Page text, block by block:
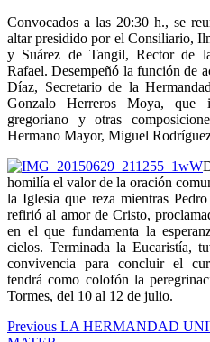
Convocados a las 20:30 h., se
altar presidido por el Consiliario,
y Suárez de Tangil, Rector de
Rafael. Desempeñó la función de
Díaz, Secretario de la
Gonzalo Herreros Moya, que
gregoriano y otras
Hermano Mayor, Miguel
homilía el valor de la oración
la Iglesia que reza mientras
refirió al amor de Cristo,
en el que fundamenta la
cielos. Terminada la Eucaristía,
convivencia para concluir el
tendrá como colofón la
Tormes, del 10 al 12 de julio.
Navegación
Previous Previous
LA HERMANDAD